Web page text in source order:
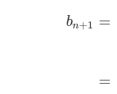
bn+1 =
=